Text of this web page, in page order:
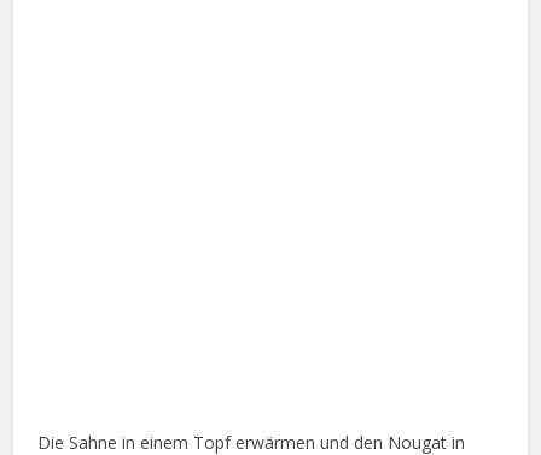
Die Sahne in einem Topf erwärmen und den Nougat in